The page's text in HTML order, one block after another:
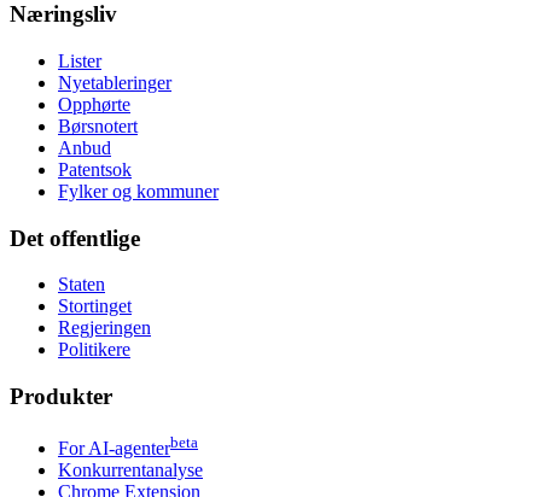
Næringsliv
Lister
Nyetableringer
Opphørte
Børsnotert
Anbud
Patentsok
Fylker og kommuner
Det offentlige
Staten
Stortinget
Regjeringen
Politikere
Produkter
For AI-agenterbeta
Konkurrentanalyse
Chrome Extension